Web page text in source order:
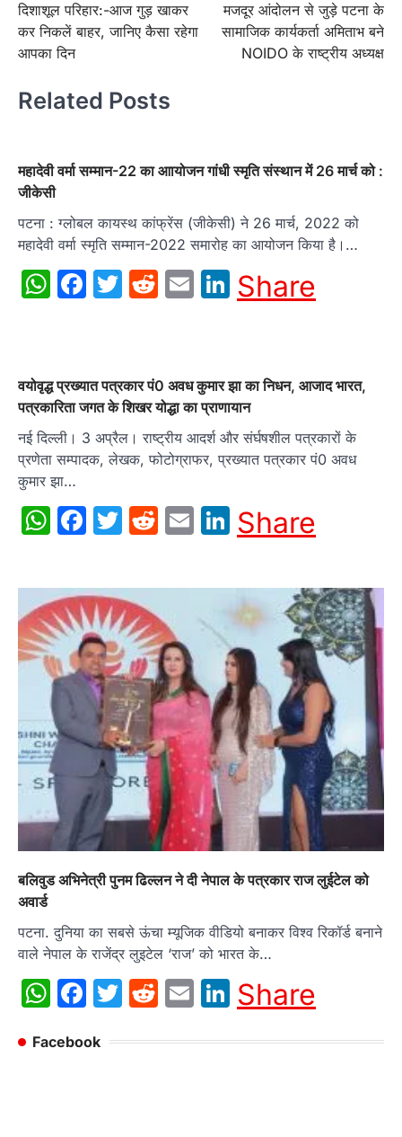
navigation
दिशाशूल परिहार:-आज गुड़ खाकर
कर निकलें बाहर, जानिए कैसा रहेगा
आपका दिन
मजदूर आंदोलन से जुड़े पटना के
सामाजिक कार्यकर्ता अमिताभ बने
NOIDO के राष्ट्रीय अध्यक्ष
Related Posts
महादेवी वर्मा सम्‍मान-22 का आायोजन गांधी स्‍मृति संस्‍थान में 26 मार्च को :
जीकेसी
पटना : ग्‍लोबल कायस्‍थ कांफ्रेंस (जीकेसी) ने 26 मार्च, 2022 को
महादेवी वर्मा स्मृति सम्मान-2022 समारोह का आयोजन किया है।…
WhatsApp
Facebook
Twitter
Reddit
EmailLinkedIn
Share
वयोवृद्ध प्रख्यात पत्रकार पं0 अवध कुमार झा का निधन, आजाद भारत,
पत्रकारिता जगत के शिखर योद्धा का प्राणायान
नई दिल्ली। 3 अप्रैल। राष्ट्रीय आदर्श और संर्घषशील पत्रकारों के
प्रणेता सम्पादक, लेखक, फोटोग्राफर, प्रख्यात पत्रकार पं0 अवध
कुमार झा…
WhatsApp
Facebook
Twitter
Reddit
EmailLinkedIn
Share
बलिवुड अभिनेत्री पुनम ढिल्लन ने दी नेपाल के पत्रकार राज लुईटेल को
अवार्ड
पटना. दुनिया का सबसे ऊंचा म्यूजिक वीडियो बनाकर विश्व रिकॉर्ड बनाने
वाले नेपाल के राजेंद्र लुइटेल ‘राज’ को भारत के…
WhatsApp
Facebook
Twitter
Reddit
EmailLinkedIn
Share
Facebook